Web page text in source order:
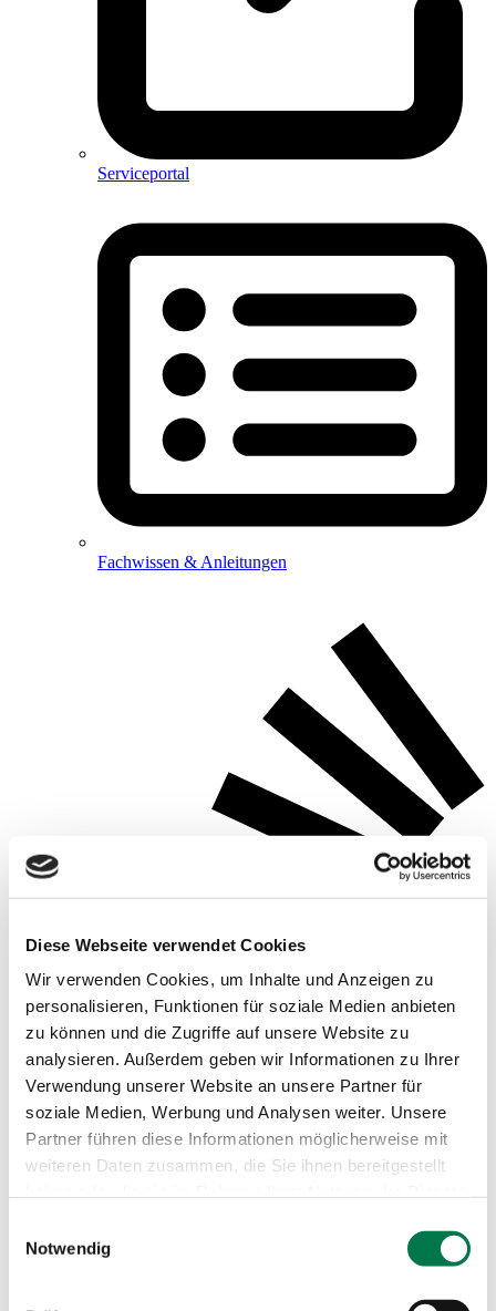
Diese Webseite verwendet Cookies
Wir verwenden Cookies, um Inhalte und Anzeigen zu
personalisieren, Funktionen für soziale Medien anbieten
zu können und die Zugriffe auf unsere Website zu
analysieren. Außerdem geben wir Informationen zu Ihrer
Verwendung unserer Website an unsere Partner für
soziale Medien, Werbung und Analysen weiter. Unsere
Partner führen diese Informationen möglicherweise mit
weiteren Daten zusammen, die Sie ihnen bereitgestellt
Notwendig
Serviceportal
Fachwissen & Anleitungen
Beispielsauswertungen